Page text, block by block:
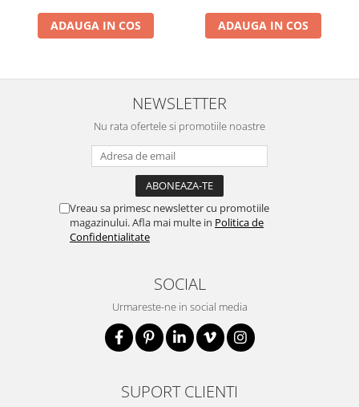
ADAUGA IN COS ADAUGA IN COS
NEWSLETTER
Nu rata ofertele si promotiile noastre
Vreau sa primesc newsletter cu promotiile
magazinului. Afla mai multe in Politica de
Confidentialitate
SOCIAL
Urmareste-ne in social media
SUPORT CLIENTI